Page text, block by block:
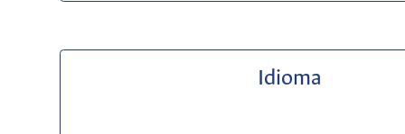
Idioma